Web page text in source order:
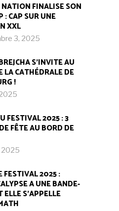
FINALISE SON
: CAP SUR UNE
XXL
3, 2025
S’INVITE AU
LA CATHÉDRALE DE
!​
FESTIVAL 2025 : 3
FÊTE AU BORD DE
2025
FESTIVAL 2025 :
A UNE BANDE-
ELLE S’APPELLE